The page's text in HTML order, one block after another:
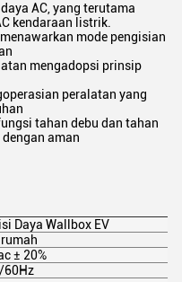
AC, yang terutama
kendaraan listrik.
mode pengisian
mengadopsi prinsip
peralatan yang
tahan debu dan tahan
aman
Daya Wallbox EV
± 20%
60Hz